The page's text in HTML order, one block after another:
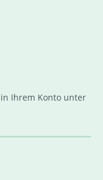
Ihrem Konto unter